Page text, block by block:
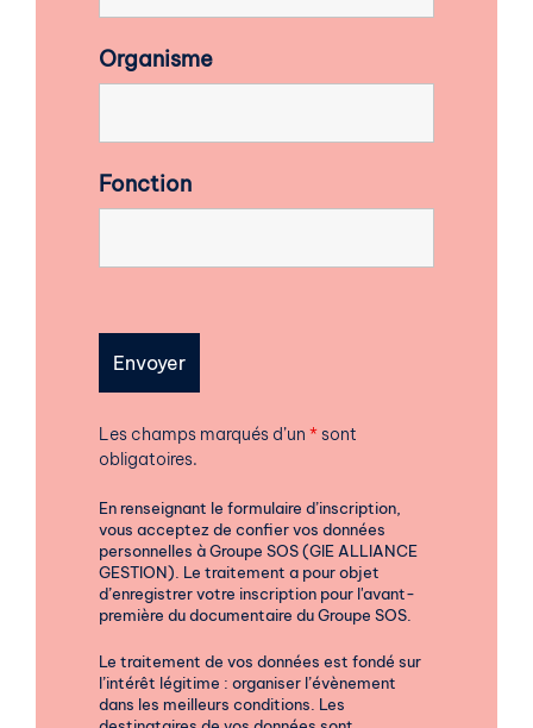
Organisme
Fonction
Les champs marqués d’un *sont
obligatoires.
En renseignant le formulaire d’inscription,
vous acceptez de confier vos données
personnelles à Groupe SOS (GIE ALLIANCE
GESTION). Le traitement a pour objet
d’enregistrer votre inscription pour l'avant-
première du documentaire du Groupe SOS.
Le traitement de vos données est fondé sur
l’intérêt légitime : organiser l’évènement
dans les meilleurs conditions. Les